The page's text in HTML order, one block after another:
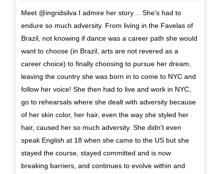
Meet @ingridsilva I admire her story… She's had to
endure so much adversity. From living in the Favelas of
Brazil, not knowing if dance was a career path she would
want to choose (in Brazil, arts are not revered as a
career choice) to finally choosing to pursue her dream,
leaving the country she was born in to come to NYC and
follow her voice! She then had to live and work in NYC,
go to rehearsals where she dealt with adversity because
of her skin color, her hair, even the way she styled her
hair, caused her so much adversity. She didn't even
speak English at 18 when she came to the US but she
stayed the course, stayed committed and is now
breaking barriers, and continues to evolve within and